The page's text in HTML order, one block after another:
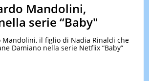
VIDEO
Mandolini,
serie “Baby"
Mandolini, il figlio di Nadia Rinaldi che
Damiano nella serie Netflix “Baby”